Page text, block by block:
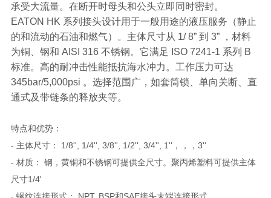
承受大流量。在断开时母头和公头立即同时密封。
EATON HK 系列接头设计用于一般用途的液压服务（静止
的和流动的石油和燃气）。主体尺寸从 1/ 8” 到 3” ，材料
为铜、钢和 AISI 316 不锈钢。它满足 ISO 7241-1 系列 B
标准。高的耐冲击性能抵抗海水冲力。工作压力可达
345bar/5,000psi 。选择范围广，如套筒锁、单向关断、直
通式及带链条的释放夹等。
特点和优势：
- 主体尺寸： 1/8'', 1/4'', 3/8'', 1/2'', 3/4'', 1''，，，3''
- 材质： 钢，黄铜和不锈钢可提供全尺寸。聚丙烯塑料可提供主体
尺寸1/4'
- 螺纹连接形式： NPT, BSP和SAE接头末端连接形式